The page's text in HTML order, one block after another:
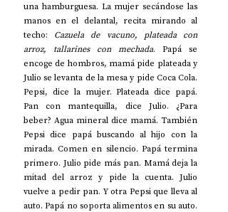
una hamburguesa. La mujer secándose las
manos en el delantal, recita mirando al
techo: Cazuela de vacuno, plateada con
arroz, tallarines con mechada. Papá se
encoge de hombros, mamá pide plateada y
Julio se levanta de la mesa y pide Coca Cola.
Pepsi, dice la mujer. Plateada dice papá.
Pan con mantequilla, dice Julio. ¿Para
beber? Agua mineral dice mamá. También
Pepsi dice papá buscando al hijo con la
mirada. Comen en silencio. Papá termina
primero. Julio pide más pan. Mamá deja la
mitad del arroz y pide la cuenta. Julio
vuelve a pedir pan. Y otra Pepsi que lleva al
auto. Papá no soporta alimentos en su auto.